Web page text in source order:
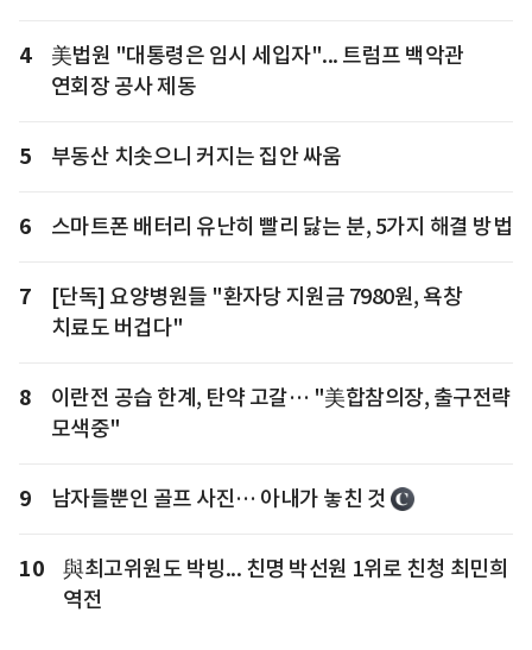
4
美법원 "대통령은 임시 세입자"... 트럼프 백악관
연회장 공사 제동
5 부동산 치솟으니 커지는 집안 싸움
6 스마트폰 배터리 유난히 빨리 닳는 분, 5가지 해결 방법
7
[단독] 요양병원들 "환자당 지원금 7980원, 욕창
치료도 버겁다"
8
이란전 공습 한계, 탄약 고갈… "美합참의장, 출구전략
모색중"
9 남자들뿐인 골프 사진… 아내가 놓친 것
10
與최고위원도 박빙... 친명 박선원 1위로 친청 최민희
역전